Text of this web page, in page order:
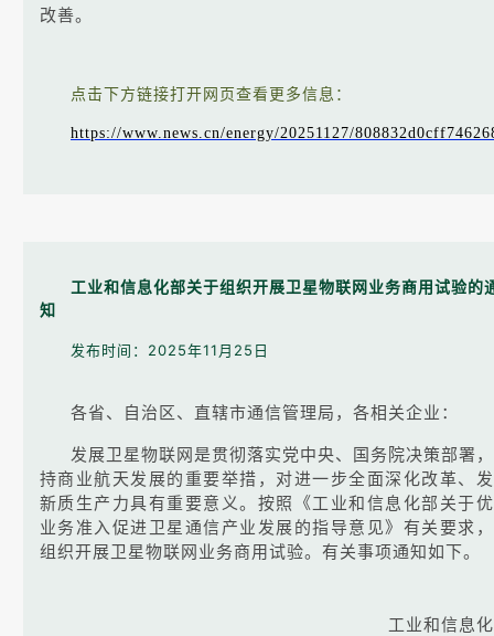
改善。
点击下方链接打开网页查看更多信息：
https://www.news.cn/energy/20251127/
工业和信息化部关于组织开展卫星物联网业务商用试验的
知
发布时间：2025年11月25日
各省、自治区、直辖市通信管理局，各相关企业：
发展卫星物联网是贯彻落实党中央、国务院决策部署
持商业航天发展的重要举措，对进一步全面深化改革、
新质生产力具有重要意义。按照《工业和信息化部关于
业务准入促进卫星通信产业发展的指导意见》有关要求
组织开展卫星物联网业务商用试验。有关事项通知如下。
工业和信息